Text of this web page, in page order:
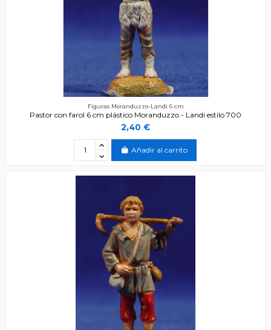
Figuras Moranduzzo-Landi 6 cm
Pastor con farol 6 cm plástico Moranduzzo - Landi estilo 700
2,40 €
Añadir al carrito